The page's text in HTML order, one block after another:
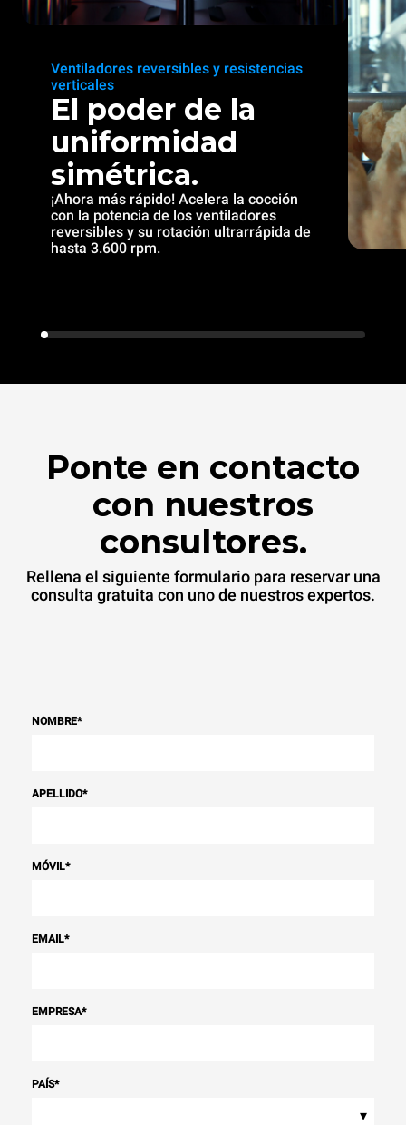
Ventiladores reversibles y resistencias
verticales
El poder de la
uniformidad
simétrica.
¡Ahora más rápido! Acelera la cocción
con la potencia de los ventiladores
reversibles y su rotación ultrarrápida de
hasta 3.600 rpm.
Ponte en contacto
con nuestros
consultores.
Rellena el siguiente formulario para reservar una
consulta gratuita con uno de nuestros expertos.
NOMBRE*
APELLIDO*
MÓVIL*
EMAIL*
EMPRESA*
PAÍS*
▾